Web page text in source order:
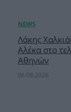
Λάκης
Αλέκα στο
Αθηνών
06.08.2026